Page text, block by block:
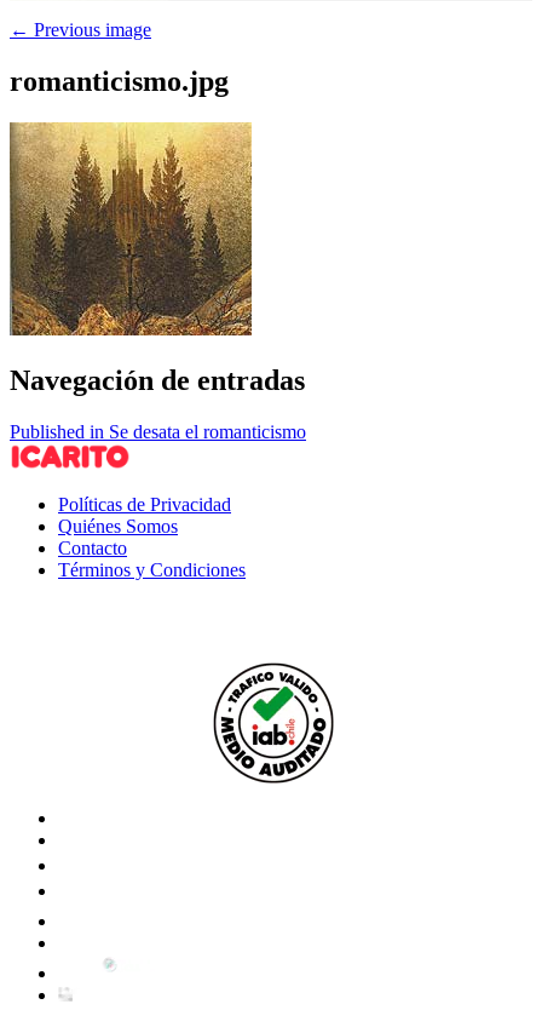
← Previous image
romanticismo.jpg
Navegación de entradas
Published in Se desata el romanticismo
Políticas de Privacidad
Quiénes Somos
Contacto
Términos y Condiciones